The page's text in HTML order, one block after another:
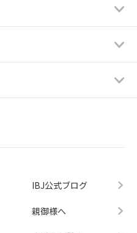
IBJ公式ブログ
親御様へ